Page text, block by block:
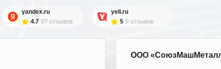
yandex.ru
4.7 97 отзывов
yell.ru
5 9 отзывов
ООО